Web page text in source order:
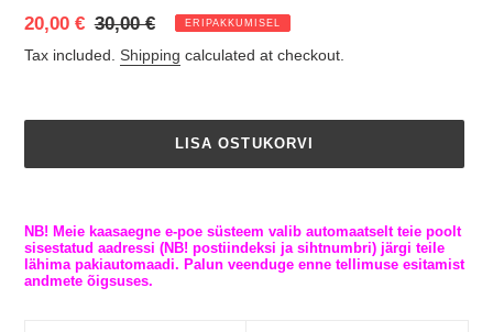
Eripakkumine
20,00 € Regular
price
30,00 € ERIPAKKUMISEL
Tax included. Shipping calculated at checkout.
LISA OSTUKORVI
product
to
your
NB! Meie kaasaegne e-poe süsteem valib automaatselt teie poolt
sisestatud aadressi (NB! postiindeksi ja sihtnumbri) järgi teile
lähima pakiautomaadi. Palun veenduge enne tellimuse esitamist
andmete õigsuses.